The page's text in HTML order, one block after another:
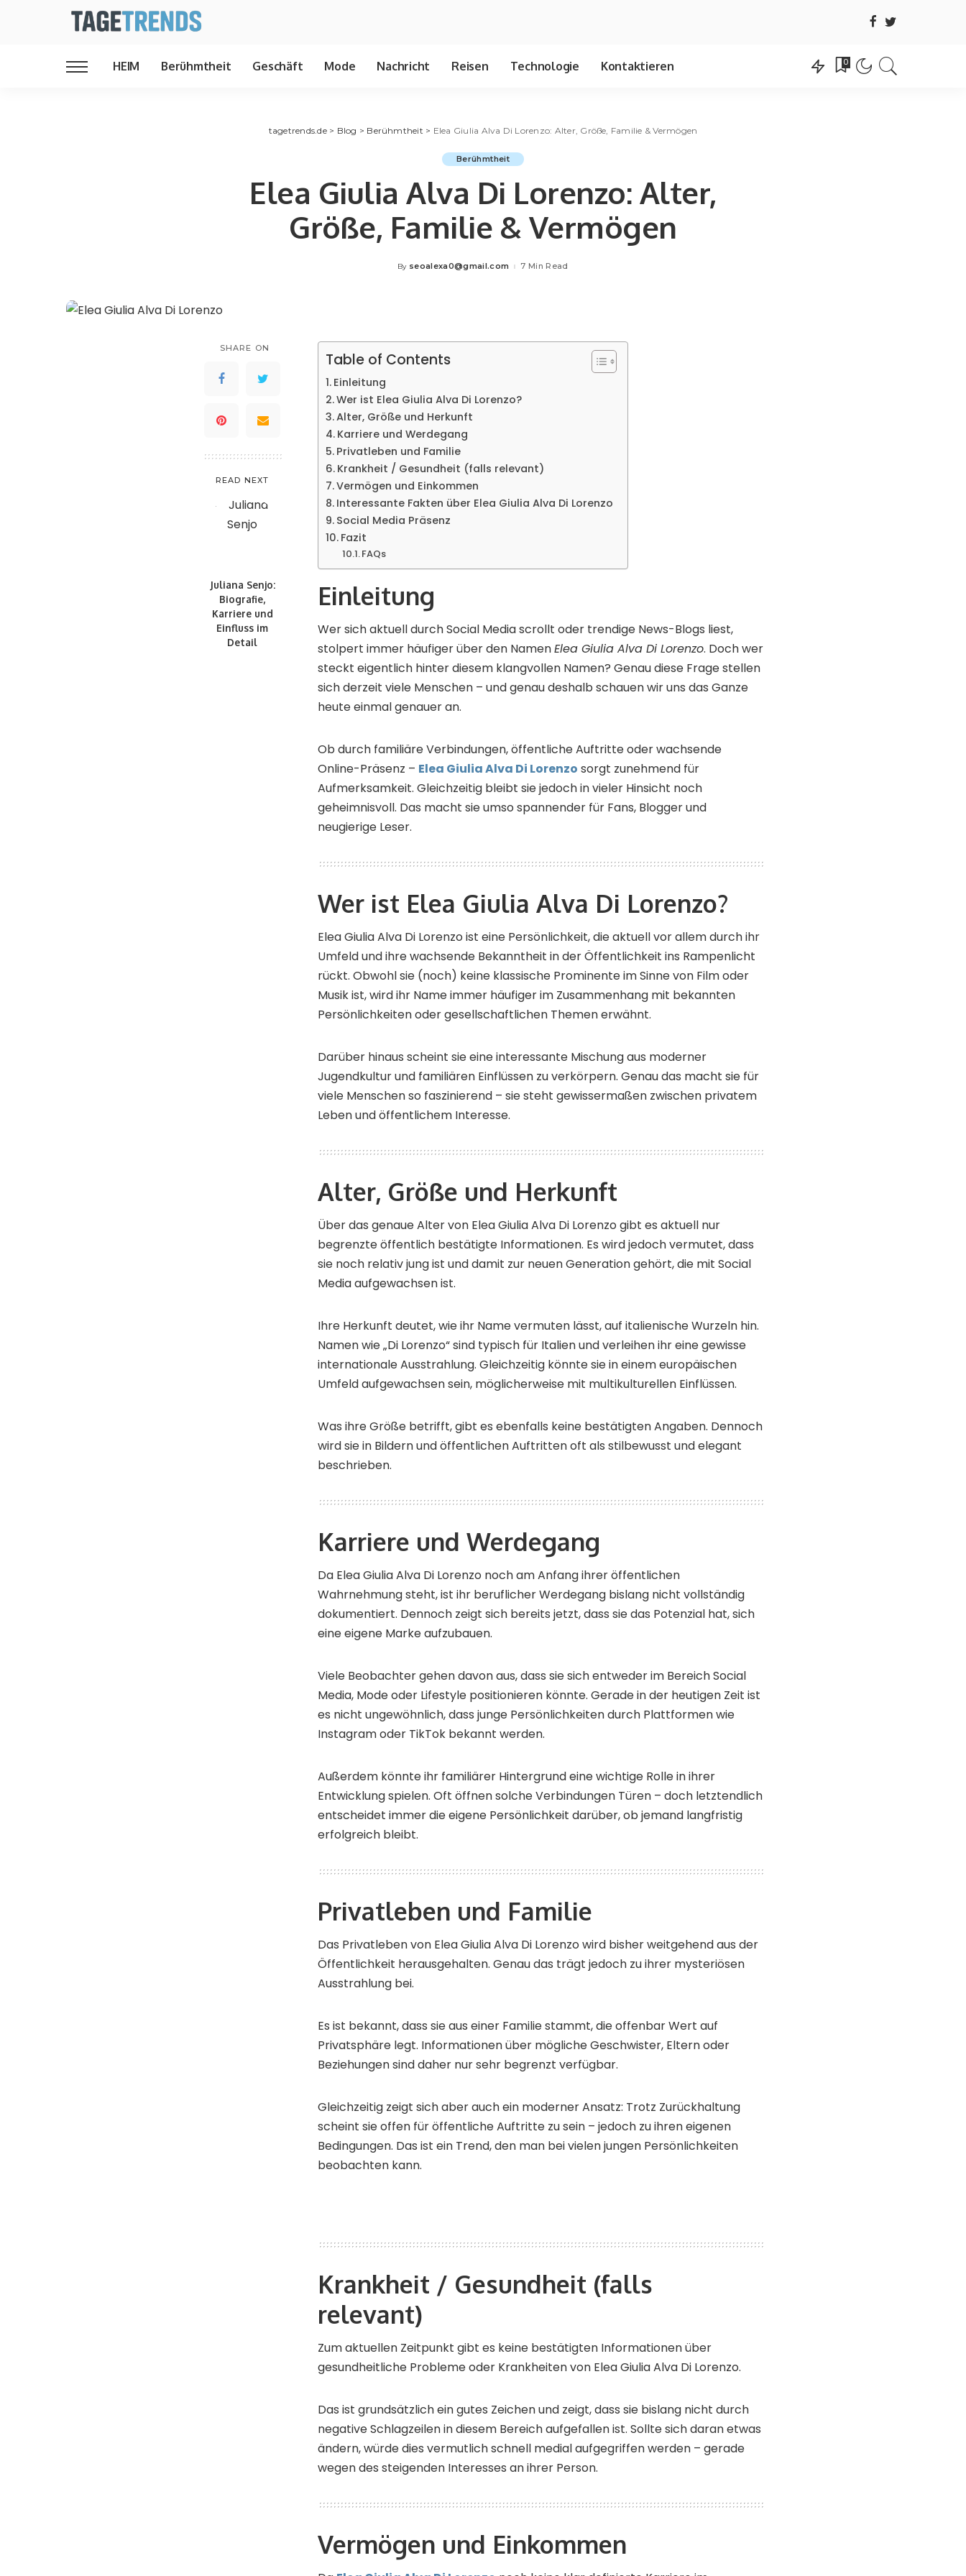
HEIM Berühmtheit Geschäft Mode Nachricht Reisen Technologie Kontaktieren 0
tagetrends.de> Blog > Berühmtheit > Elea Giulia Alva Di Lorenzo: Alter, Größe, Familie & Vermögen
Berühmtheit
Elea Giulia Alva Di Lorenzo: Alter,
Größe, Familie & Vermögen
Posted
By seoalexa0@gmail.com 7 Min Read
SHARE ON
READ NEXT
Juliana Senjo:
Biografie,
Karriere und
Einfluss im
Detail
Table of Contents
Einleitung
Wer ist Elea Giulia Alva Di Lorenzo?
Alter, Größe und Herkunft
Karriere und Werdegang
Privatleben und Familie
Krankheit / Gesundheit (falls relevant)
Vermögen und Einkommen
Interessante Fakten über Elea Giulia Alva Di Lorenzo
Social Media Präsenz
Fazit
FAQs
Einleitung
Wer sich aktuell durch Social Media scrollt oder trendige News-Blogs liest,
stolpert immer häufiger über den NamenElea Giulia Alva Di Lorenzo. Doch wer
steckt eigentlich hinter diesem klangvollen Namen? Genau diese Frage stellen
sich derzeit viele Menschen – und genau deshalb schauen wir uns das Ganze
heute einmal genauer an.
Ob durch familiäre Verbindungen, öffentliche Auftritte oder wachsende
Online-Präsenz – Elea Giulia Alva Di Lorenzo sorgt zunehmend für
Aufmerksamkeit. Gleichzeitig bleibt sie jedoch in vieler Hinsicht noch
geheimnisvoll. Das macht sie umso spannender für Fans, Blogger und
neugierige Leser.
Wer ist Elea Giulia Alva Di Lorenzo?
Elea Giulia Alva Di Lorenzo ist eine Persönlichkeit, die aktuell vor allem durch ihr
Umfeld und ihre wachsende Bekanntheit in der Öffentlichkeit ins Rampenlicht
rückt. Obwohl sie (noch) keine klassische Prominente im Sinne von Film oder
Musik ist, wird ihr Name immer häufiger im Zusammenhang mit bekannten
Persönlichkeiten oder gesellschaftlichen Themen erwähnt.
Darüber hinaus scheint sie eine interessante Mischung aus moderner
Jugendkultur und familiären Einflüssen zu verkörpern. Genau das macht sie für
viele Menschen so faszinierend – sie steht gewissermaßen zwischen privatem
Leben und öffentlichem Interesse.
Alter, Größe und Herkunft
Über das genaue Alter von Elea Giulia Alva Di Lorenzo gibt es aktuell nur
begrenzte öffentlich bestätigte Informationen. Es wird jedoch vermutet, dass
sie noch relativ jung ist und damit zur neuen Generation gehört, die mit Social
Media aufgewachsen ist.
Ihre Herkunft deutet, wie ihr Name vermuten lässt, auf italienische Wurzeln hin.
Namen wie „Di Lorenzo“ sind typisch für Italien und verleihen ihr eine gewisse
internationale Ausstrahlung. Gleichzeitig könnte sie in einem europäischen
Umfeld aufgewachsen sein, möglicherweise mit multikulturellen Einflüssen.
Was ihre Größe betrifft, gibt es ebenfalls keine bestätigten Angaben. Dennoch
wird sie in Bildern und öffentlichen Auftritten oft als stilbewusst und elegant
beschrieben.
Karriere und Werdegang
Da Elea Giulia Alva Di Lorenzo noch am Anfang ihrer öffentlichen
Wahrnehmung steht, ist ihr beruflicher Werdegang bislang nicht vollständig
dokumentiert. Dennoch zeigt sich bereits jetzt, dass sie das Potenzial hat, sich
eine eigene Marke aufzubauen.
Viele Beobachter gehen davon aus, dass sie sich entweder im Bereich Social
Media, Mode oder Lifestyle positionieren könnte. Gerade in der heutigen Zeit ist
es nicht ungewöhnlich, dass junge Persönlichkeiten durch Plattformen wie
Instagram oder TikTok bekannt werden.
Außerdem könnte ihr familiärer Hintergrund eine wichtige Rolle in ihrer
Entwicklung spielen. Oft öffnen solche Verbindungen Türen – doch letztendlich
entscheidet immer die eigene Persönlichkeit darüber, ob jemand langfristig
erfolgreich bleibt.
Privatleben und Familie
Das Privatleben von Elea Giulia Alva Di Lorenzo wird bisher weitgehend aus der
Öffentlichkeit herausgehalten. Genau das trägt jedoch zu ihrer mysteriösen
Ausstrahlung bei.
Es ist bekannt, dass sie aus einer Familie stammt, die offenbar Wert auf
Privatsphäre legt. Informationen über mögliche Geschwister, Eltern oder
Beziehungen sind daher nur sehr begrenzt verfügbar.
Gleichzeitig zeigt sich aber auch ein moderner Ansatz: Trotz Zurückhaltung
scheint sie offen für öffentliche Auftritte zu sein – jedoch zu ihren eigenen
Bedingungen. Das ist ein Trend, den man bei vielen jungen Persönlichkeiten
beobachten kann.
Krankheit / Gesundheit (falls
relevant)
Zum aktuellen Zeitpunkt gibt es keine bestätigten Informationen über
gesundheitliche Probleme oder Krankheiten von Elea Giulia Alva Di Lorenzo.
Das ist grundsätzlich ein gutes Zeichen und zeigt, dass sie bislang nicht durch
negative Schlagzeilen in diesem Bereich aufgefallen ist. Sollte sich daran etwas
ändern, würde dies vermutlich schnell medial aufgegriffen werden – gerade
wegen des steigenden Interesses an ihrer Person.
Vermögen und Einkommen